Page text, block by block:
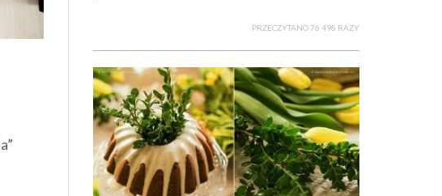
PRZECZYTANO 76 498 RAZY